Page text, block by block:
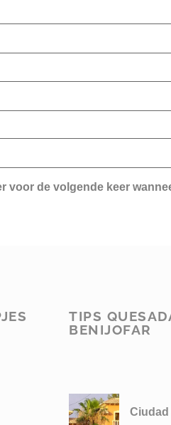
voor de volgende keer
TIPS
BENIJOFAR
Ciudad